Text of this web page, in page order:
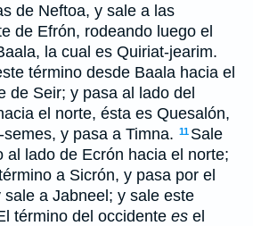
de Neftoa, y sale a las
de Efrón, rodeando luego el
la cual es Quiriat-jearim.
término desde Baala hacia el
de Seir; y pasa al lado del
el norte, ésta es Quesalón,
y pasa a Timna. 11 Sale
al lado de Ecrón hacia el norte;
a Sicrón, y pasa por el
a Jabneel; y sale este
término del occidente es el